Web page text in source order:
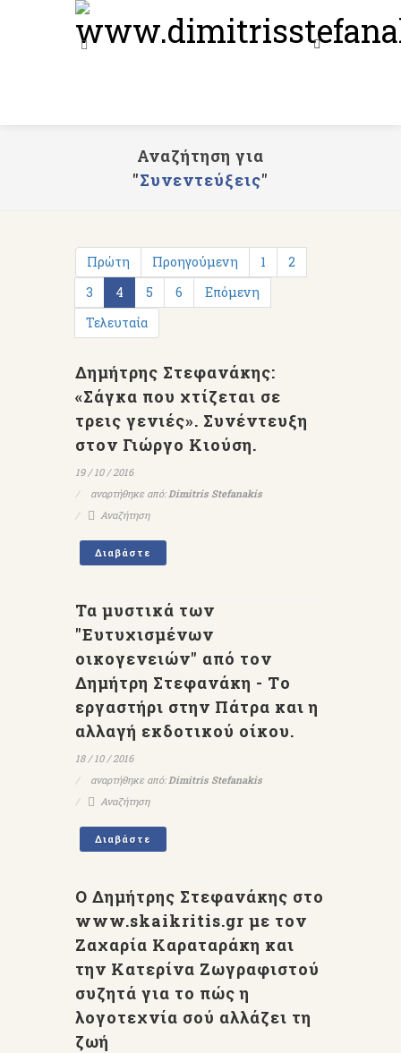
Αναζήτηση για
"Συνεντεύξεις"
Πρώτη Προηγούμενη 1
2
3
4 5 6
Επόμενη
Τελευταία
Δημήτρης Στεφανάκης:
«Σάγκα που χτίζεται σε
τρεις γενιές». Συνέντευξη
στον Γιώργο Κιούση.
19 / 10 / 2016
αναρτήθηκε από:Dimitris Stefanakis
Αναζήτηση
Διαβάστε
Τα μυστικά των
"Ευτυχισμένων
οικογενειών" από τον
Δημήτρη Στεφανάκη - Τo
εργαστήρι στην Πάτρα και η
αλλαγή εκδοτικού οίκου.
18 / 10 / 2016
αναρτήθηκε από:Dimitris Stefanakis
Αναζήτηση
Διαβάστε
Ο Δημήτρης Στεφανάκης στο
www.skaikritis.gr με τον
Ζαχαρία Καραταράκη και
την Κατερίνα Ζωγραφιστού
συζητά για το πώς η
λογοτεχνία σού αλλάζει τη
ζωή